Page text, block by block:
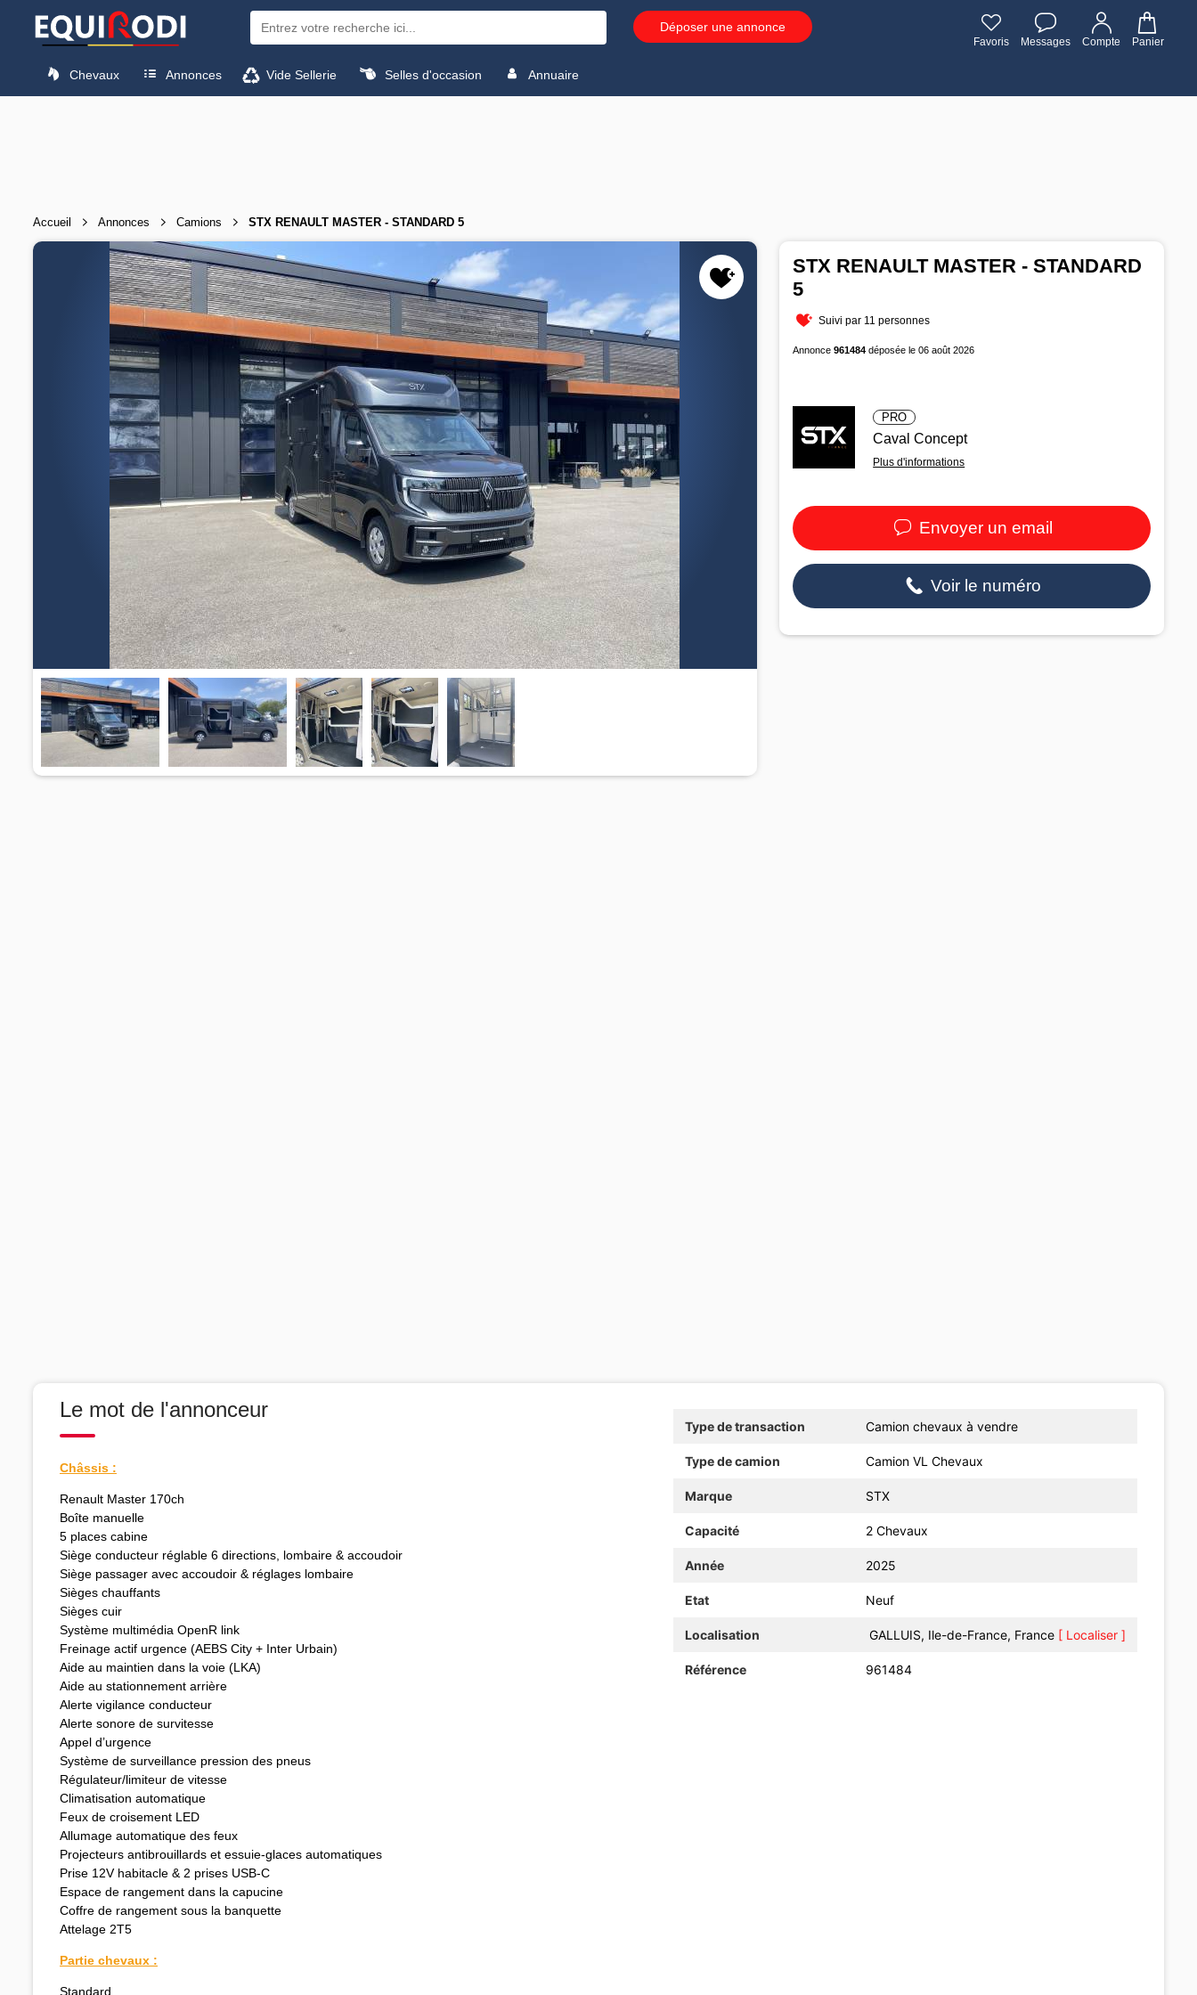
Déposer une annonce
Favoris Messages Compte Panier
Chevaux Annonces Vide Sellerie Selles d'occasion Annuaire
Accueil Annonces Camions STX RENAULT MASTER - STANDARD 5
STX RENAULT MASTER - STANDARD
5
Suivi par 11 personnes
Annonce961484 déposée le 06 août 2026
PRO
Caval Concept
Plus d'informations
Envoyer un email
Voir le numéro
Le mot de l'annonceur
Châssis :
Renault Master 170ch
Boîte manuelle
5 places cabine
Siège conducteur réglable 6 directions, lombaire & accoudoir
Siège passager avec accoudoir & réglages lombaire
Sièges chauffants
Sièges cuir
Système multimédia OpenR link
Freinage actif urgence (AEBS City + Inter Urbain)
Aide au maintien dans la voie (LKA)
Aide au stationnement arrière
Alerte vigilance conducteur
Alerte sonore de survitesse
Appel d’urgence
Système de surveillance pression des pneus
Régulateur/limiteur de vitesse
Climatisation automatique
Feux de croisement LED
Allumage automatique des feux
Projecteurs antibrouillards et essuie-glaces automatiques
Prise 12V habitacle & 2 prises USB-C
Espace de rangement dans la capucine
Coffre de rangement sous la banquette
Attelage 2T5
Partie chevaux :
Standard
Type de transaction Camion chevaux à vendre
Type de camion Camion VL Chevaux
Marque STX
Capacité 2 Chevaux
Année 2025
Etat Neuf
Localisation GALLUIS, Ile-de-France, France [ Localiser ]
Référence 961484